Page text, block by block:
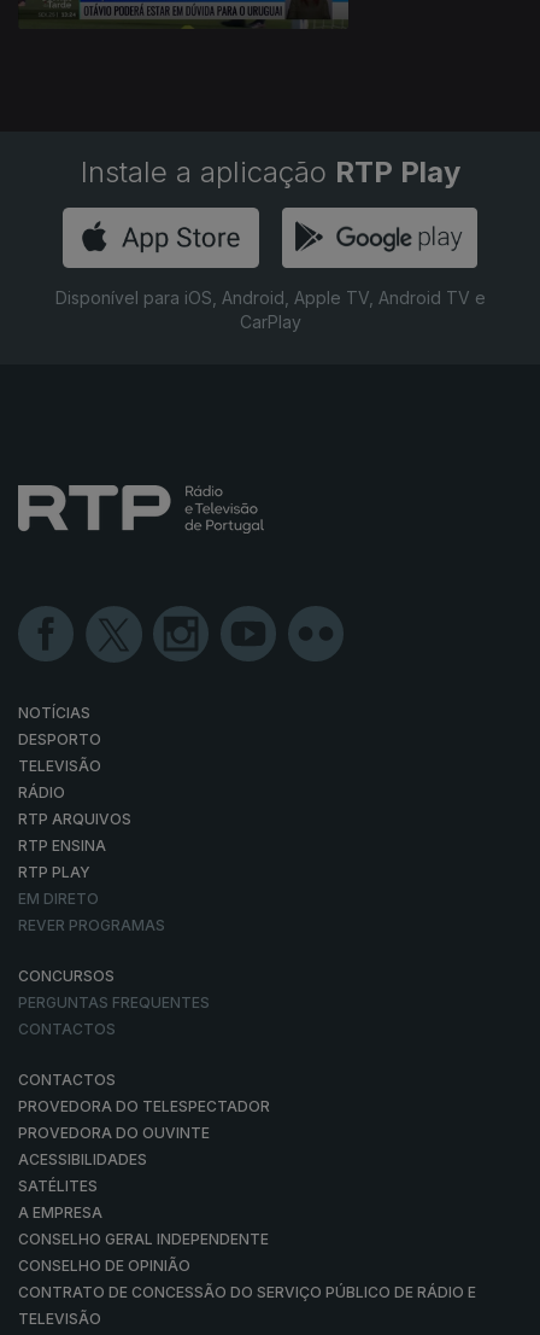
Instale a aplicação RTP Play
Disponível para iOS, Android, Apple TV, Android TV e
CarPlay
NOTÍCIAS
DESPORTO
TELEVISÃO
RÁDIO
RTP ARQUIVOS
RTP ENSINA
RTP PLAY
EM DIRETO
REVER PROGRAMAS
CONCURSOS
PERGUNTAS FREQUENTES
CONTACTOS
CONTACTOS
PROVEDORA DO TELESPECTADOR
PROVEDORA DO OUVINTE
ACESSIBILIDADES
SATÉLITES
A EMPRESA
CONSELHO GERAL INDEPENDENTE
CONSELHO DE OPINIÃO
CONTRATO DE CONCESSÃO DO SERVIÇO PÚBLICO DE RÁDIO E
TELEVISÃO